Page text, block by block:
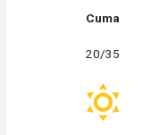
Cuma
20/35